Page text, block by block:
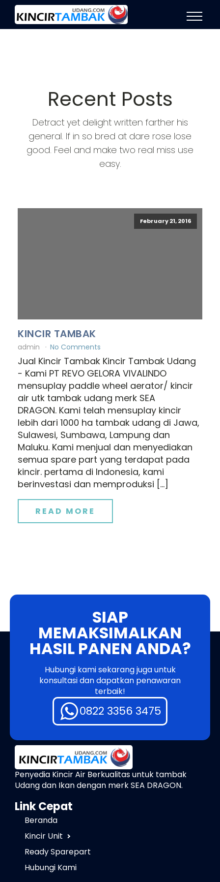
Recent Posts
Detract yet delight written farther his
general. If in so bred at dare rose lose
good. Feel and make two real miss use
easy.
February 21, 2016
KINCIR TAMBAK
admin No Comments
Jual Kincir Tambak Kincir Tambak Udang
- Kami PT REVO GELORA VIVALINDO
mensuplay paddle wheel aerator/ kincir
air utk tambak udang merk SEA
DRAGON. Kami telah mensuplay kincir
lebih dari 1000 ha tambak udang di Jawa,
Sulawesi, Sumbawa, Lampung dan
Maluku. Kami menjual dan menyediakan
semua spare part yang terdapat pada
kincir. pertama di Indonesia, kami
berinvestasi dan memproduksi […]
READ MORE
SIAP
MEMAKSIMALKAN
HASIL PANEN ANDA?
Hubungi kami sekarang juga untuk
konsultasi dan dapatkan penawaran
terbaik!
0822 3356 3475
Penyedia Kincir Air Berkualitas untuk tambak
Udang dan Ikan dengan merk SEA DRAGON.
Link Cepat
Beranda
Kincir Unit
Ready Sparepart
Hubungi Kami